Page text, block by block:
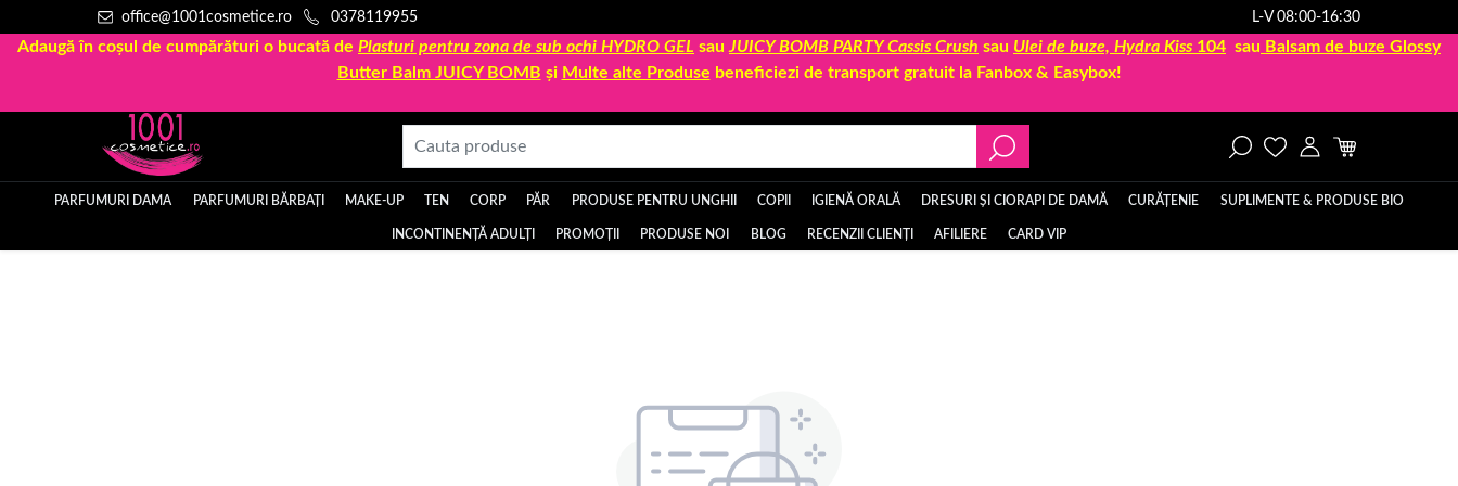
office@1001cosmetice.ro 0378119955 L-V 08:00-16:30
Adaugă în coșul de cumpărături o bucată de Plasturi pentru zona de sub ochi HYDRO GEL sau JUICY BOMB PARTY Cassis Crush sau Ulei de buze, Hydra Kiss 104 sau Balsam de buze Glossy
Butter Balm JUICY BOMB și Multe alte Produse beneficiezi de transport gratuit la Fanbox & Easybox!
PARFUMURI DAMA PARFUMURI BĂRBAȚI MAKE-UP TEN CORP PĂR PRODUSE PENTRU UNGHII COPII IGIENĂ ORALĂ DRESURI ȘI CIORAPI DE DAMĂ CURĂȚENIE SUPLIMENTE & PRODUSE BIO
INCONTINENȚĂ ADULȚI PROMOȚII PRODUSE NOI BLOG RECENZII CLIENȚI AFILIERE CARD VIP